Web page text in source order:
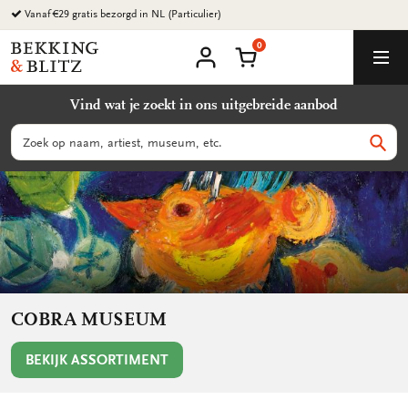
Ga
naar
content
Vanaf €29 gratis bezorgd in NL (Particulier)
Bekking
&
B.V.
account
Winkelmand
0
Vind wat je zoekt in ons uitgebreide aanbod
Zoeken
COBRA MUSEUM
BEKIJK ASSORTIMENT